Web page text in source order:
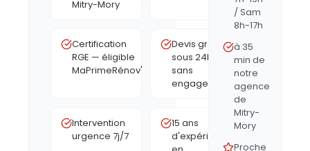
Mitry-Mory
Certification
RGE — éligible
MaPrimeRénov'
Devis gratuit
sous 24h,
sans
engagement
Intervention
urgence 7j/7
15 ans
d'expérience
/ Sam
8h-17h
à 35
min de
notre
agence
de
Mitry-
Mory
Proche